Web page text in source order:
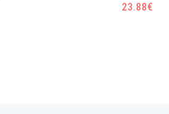
23.88€